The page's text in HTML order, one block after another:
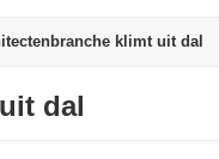
klimt uit dal
dal